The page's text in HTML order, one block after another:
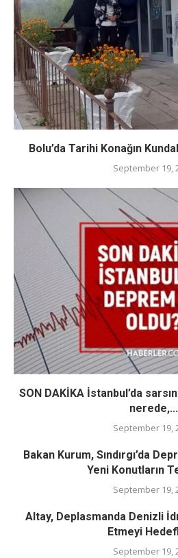
Bolu’da Tarihi Konağın
September 19,
SON DAKİKA İstanbul’da
nerede,...
September 19,
Bakan Kurum, Sındırgı’da
Yeni Konutların
September 19,
Altay, Deplasmanda Denizli
Etmeyi
September 19,